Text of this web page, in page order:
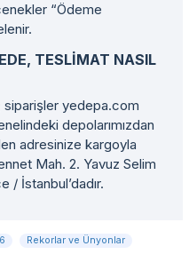
“Ödeme
TESLIMAT NASIL
yedepa.com
depolarımızdan
adresinize kargoyla
Mah. 2. Yavuz Selim
İstanbul’dadır.
Rekorlar ve Ünyonlar